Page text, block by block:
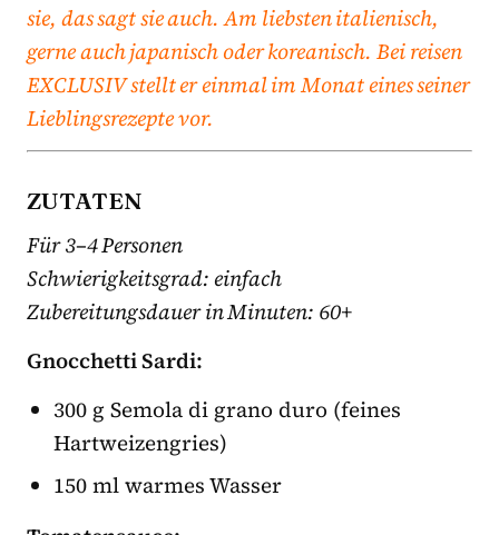
sie, das sagt sie auch. Am liebsten italienisch,
gerne auch japanisch oder koreanisch. Bei reisen
EXCLUSIV stellt er einmal im Monat eines seiner
Lieblingsrezepte vor.
ZUTATEN
Für 3–4 Personen
Schwierigkeitsgrad: einfach
Zubereitungsdauer in Minuten: 60+
Gnocchetti Sardi:
300 g Semola di grano duro (feines
Hartweizengries)
150 ml warmes Wasser